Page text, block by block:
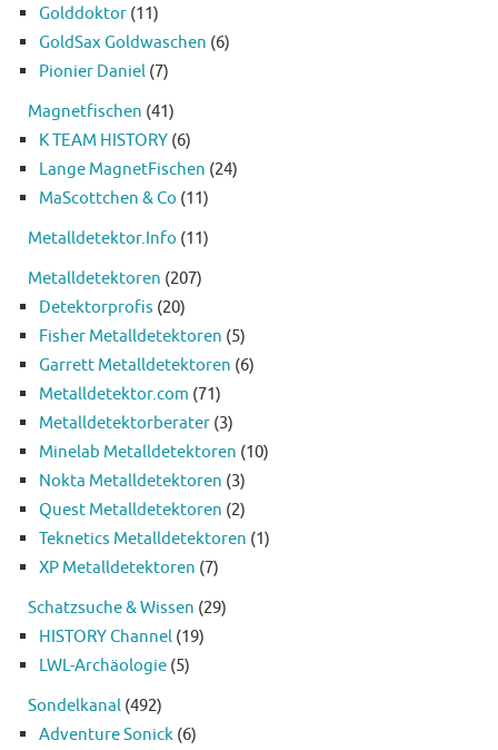
Golddoktor (11)
GoldSax Goldwaschen (6)
Pionier Daniel (7)
Magnetfischen (41)
K TEAM HISTORY (6)
Lange MagnetFischen (24)
MaScottchen & Co (11)
Metalldetektor.Info (11)
Metalldetektoren (207)
Detektorprofis (20)
Fisher Metalldetektoren (5)
Garrett Metalldetektoren (6)
Metalldetektor.com (71)
Metalldetektorberater (3)
Minelab Metalldetektoren (10)
Nokta Metalldetektoren (3)
Quest Metalldetektoren (2)
Teknetics Metalldetektoren (1)
XP Metalldetektoren (7)
Schatzsuche & Wissen (29)
HISTORY Channel (19)
LWL-Archäologie (5)
Sondelkanal (492)
Adventure Sonick (6)